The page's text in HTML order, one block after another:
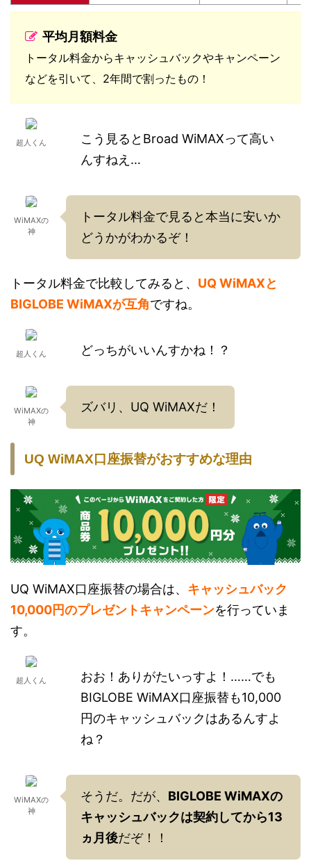
平均月額料金
トータル料金からキャッシュバックやキャンペーン
などを引いて、2年間で割ったもの！
超人くん
こう見るとBroad WiMAXって高い
んすねえ…
WiMAXの
神
トータル料金で見ると本当に安いか
どうかがわかるぞ！
トータル料金で比較してみると、 UQ WiMAXと
BIGLOBE WiMAXが互角ですね。
超人くん どっちがいいんすかね！？
WiMAXの
神
ズバリ、UQ WiMAXだ！
UQ WiMAX口座振替がおすすめな理由
UQ WiMAX口座振替の場合は、 キャッシュバック
10,000円のプレゼントキャンペーンを行っていま
す。
超人くん
おお！ありがたいっすよ！……でも
BIGLOBE WiMAX口座振替も10,000
円のキャッシュバックはあるんすよ
ね？
WiMAXの
神
そうだ。だが、 BIGLOBE WiMAXの
キャッシュバックは契約してから13
ヵ月後だぞ！！